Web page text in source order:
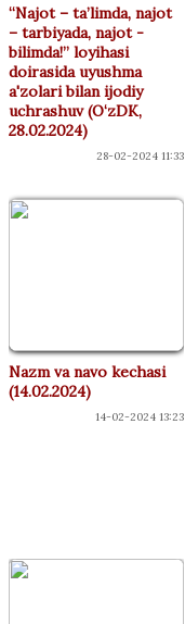
“Najot – ta’limda, najot
– tarbiyada, najot -
bilimda!” loyihasi
doirasida uyushma
a'zolari bilan ijodiy
uchrashuv (O‘zDK,
28.02.2024)
28-02-2024 11:33
Nazm va navo kechasi
(14.02.2024)
14-02-2024 13:23